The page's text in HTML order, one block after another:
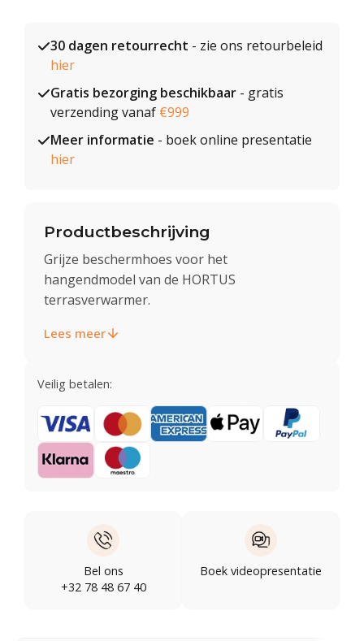
30 dagen retourrecht - zie ons retourbeleid
hier
Gratis bezorging beschikbaar - gratis
verzending vanaf €999
Meer informatie - boek online presentatie
hier
Productbeschrijving
Grijze beschermhoes voor het
hangendmodel van de HORTUS
terrasverwarmer.
Lees meer
Veilig betalen:
Bel ons
+32 78 48 67 40
Boek videopresentatie